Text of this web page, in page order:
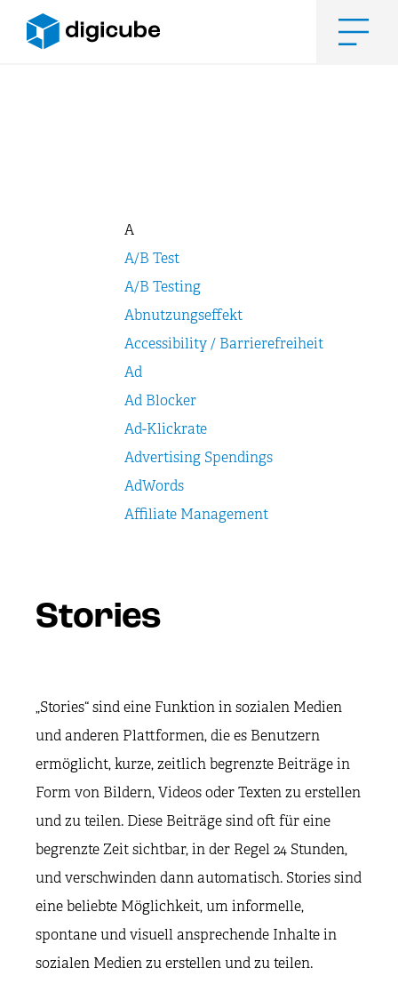
Inhalt
Stories
„Stories“ sind eine Funktion in sozialen Medien
und anderen Plattformen, die es Benutzern
ermöglicht, kurze, zeitlich begrenzte Beiträge in
Form von Bildern, Videos oder Texten zu erstellen
und zu teilen. Diese Beiträge sind oft für eine
begrenzte Zeit sichtbar, in der Regel 24 Stunden,
und verschwinden dann automatisch. Stories sind
eine beliebte Möglichkeit, um informelle,
spontane und visuell ansprechende Inhalte in
sozialen Medien zu erstellen und zu teilen.
A
A/B Test
A/B Testing
Abnutzungseffekt
Accessibility / Barrierefreiheit
Ad
Ad Blocker
Ad-Klickrate
Advertising Spendings
AdWords
Affiliate Management